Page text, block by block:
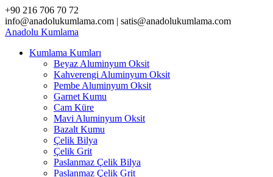
Skip
to
content
+90 216 706 70 72
info@anadolukumlama.com | satis@anadolukumlama.com
Anadolu Kumlama
Kumlama Kumları
Beyaz Aluminyum Oksit
Kahverengi Aluminyum Oksit
Pembe Aluminyum Oksit
Garnet Kumu
Cam Küre
Mavi Aluminyum Oksit
Bazalt Kumu
Çelik Bilya
Çelik Grit
Paslanmaz Çelik Bilya
Paslanmaz Çelik Grit